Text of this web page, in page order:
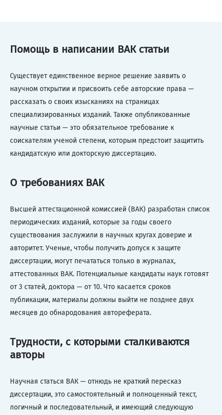
Помощь в написании ВАК статьи
Существует единственное верное решение заявить о
научном открытии и присвоить себе авторские права —
рассказать о своих изысканиях на страницах
специализированных изданий. Также опубликованные
научные статьи — это обязательное требование к
соискателям ученой степени, которым предстоит защитить
кандидатскую или докторскую диссертацию.
О требованиях ВАК
Высшей аттестационной комиссией (ВАК) разработан список
периодических изданий, которые за годы своего
существования заслужили в научных кругах доверие и
авторитет. Ученые, чтобы получить допуск к защите
диссертации, могут печататься только в журналах,
аттестованных ВАК. Потенциальные кандидаты наук готовят
от 3 статей, доктора — от 10. Что касается сроков
публикации, материалы должны выйти не позднее двух
месяцев до обнародования автореферата.
Трудности, с которыми сталкиваются
авторы
Научная статься ВАК — отнюдь не краткий пересказ
диссертации, это самостоятельный и полноценный текст,
логичный и последовательный, и имеющий следующую